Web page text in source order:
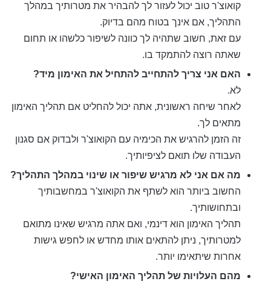
קואוצ'ר טוב יכול לעזור לך להבהיר את מטרותיך במהלך
התהליך, אם אינך בטוח מהם בדיוק.
עם זאת, חשוב שתהיה לך כוונה לשיפור כלשהו או תחום
שאתה רוצה להתמקד בו.
האם אני צריך להתחייב להתחיל את האימון מיד?
לא.
לאחר שיחה ראשונית, אתה יכול להחליט אם תהליך האימון
מתאים לך.
זה הזמן להרגיש את הכימיה עם הקואוצ'ר ולבדוק אם סגנון
העבודה שלו תואם לציפיותיך.
מה אם אני לא מרגיש שיפור או שינוי במהלך התהליך?
החשוב ביותר הוא לשתף את הקואוצ'ר במחשבותיך
ובתחושותיך.
תהליך האימון הוא דינמי, ואם אתה מרגיש שאינו מתואם
למטרותיך, ניתן להתאים אותו מחדש או לחפש גישות
אחרות שיתאימו יותר.
מהם העלויות של תהליך האימון האישי?